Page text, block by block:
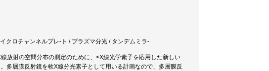
クロチャンネルプレ-ト / プラズマ分光 / タンデムミラ-
放射の空間分布の測定のために、<X線光学素子を応用した新しい
多層膜反射鏡を軟X線分光素子として用いる計画なので、多層膜反